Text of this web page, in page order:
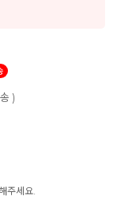
)
주세요.